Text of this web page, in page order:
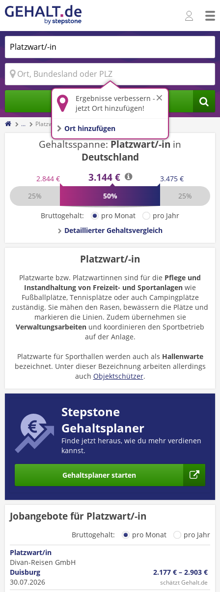
Ergebnisse verbessern -
jetzt Ort hinzufügen!
Ort hinzufügen
Jobs finden
... Platzwart/-in
Gehaltsspanne:Platzwart/-in in
Deutschland
2.844 € 3.144 €
3.475 €
25%
50% 25%
Bruttogehalt: pro Monat
pro Jahr
Detaillierter Gehaltsvergleich
Platzwart/-in
Platzwarte bzw. Platzwartinnen sind für die Pflege und
Instandhaltung von Freizeit- und Sportanlagen wie
Fußballplätze, Tennisplätze oder auch Campingplätze
zuständig. Sie mähen den Rasen, bewässern die Plätze und
markieren die Linien. Zudem übernehmen sie
Verwaltungsarbeiten und koordinieren den Sportbetrieb
auf der Anlage.
Platzwarte für Sporthallen werden auch als Hallenwarte
bezeichnet. Unter dieser Bezeichnung arbeiten allerdings
auch Objektschützer.
Stepstone
Gehaltsplaner
Finde jetzt heraus, wie du mehr verdienen
kannst.
Gehaltsplaner starten
Jobangebote für Platzwart/-in
Bruttogehalt: pro Monat
pro Jahr
Platzwart/in
Divan-Reisen GmbH
Duisburg
30.07.2026
2.177 € – 2.903 €
schätzt Gehalt.de